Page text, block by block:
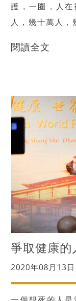
護，一圈，人
人，幾十萬人
閱讀全文
爭取健康的
2020年08月13日